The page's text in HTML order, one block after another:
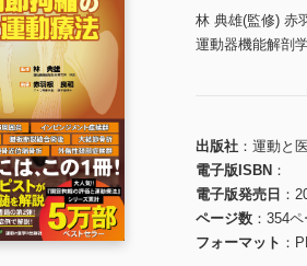
林 典雄(監修) 赤
運動器機能解剖
出版社
運動と
電子版ISBN
電子版発売日
ページ数
354ペ
フォーマット